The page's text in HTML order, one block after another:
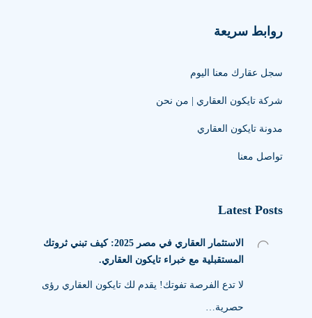
روابط سريعة
سجل عقارك معنا اليوم
شركة تايكون العقاري | من نحن
مدونة تايكون العقاري
تواصل معنا
Latest Posts
الاستثمار العقاري في مصر 2025: كيف تبني ثروتك
المستقبلية مع خبراء تايكون العقاري.
لا تدع الفرصة تفوتك! يقدم لك تايكون العقاري رؤى
حصرية…